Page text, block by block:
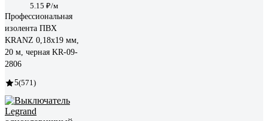
5.15 ₽/м
Профессиональная
изолента ПВХ
KRANZ 0,18х19 мм,
20 м, черная KR-09-
2806
5(571)